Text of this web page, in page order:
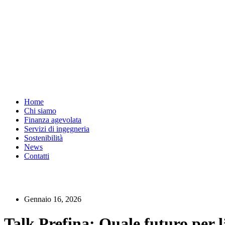
Home
Chi siamo
Finanza agevolata
Servizi di ingegneria
Sostenibilità
News
Contatti
Gennaio 16, 2026